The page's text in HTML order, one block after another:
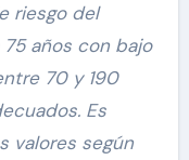
riesgo del
años con bajo
70 y 190
Es
valores según